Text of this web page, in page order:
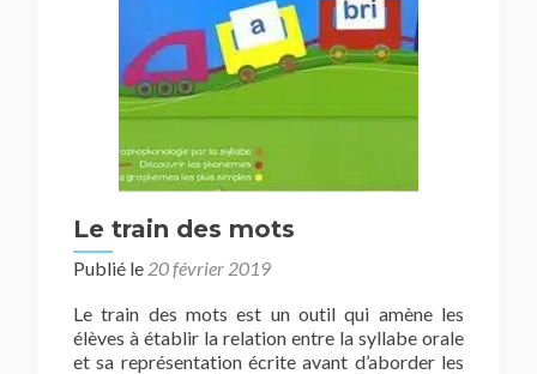
Le train des mots
Publié le 20 février 2019
Le train des mots est un outil qui amène les
élèves à établir la relation entre la syllabe orale
et sa représentation écrite avant d’aborder les